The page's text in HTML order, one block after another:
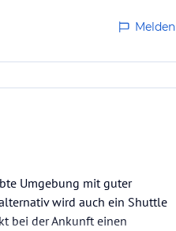
Melden
Umgebung mit guter
wird auch ein Shuttle
bei der Ankunft einen